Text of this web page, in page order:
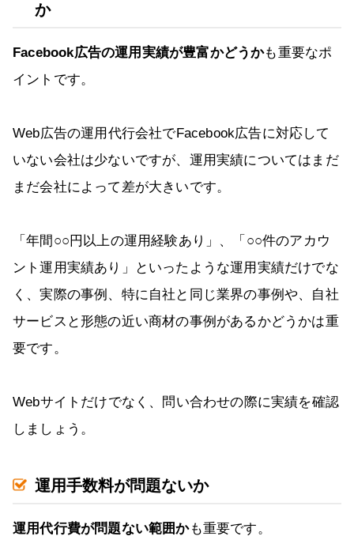
か
Facebook広告の運用実績が豊富かどうかも重要なポ
イントです。
Web広告の運用代行会社でFacebook広告に対応して
いない会社は少ないですが、運用実績についてはまだ
まだ会社によって差が大きいです。
「年間○○円以上の運用経験あり」、「○○件のアカウ
ント運用実績あり」といったような運用実績だけでな
く、実際の事例、特に自社と同じ業界の事例や、自社
サービスと形態の近い商材の事例があるかどうかは重
要です。
Webサイトだけでなく、問い合わせの際に実績を確認
しましょう。
運用手数料が問題ないか
運用代行費が問題ない範囲かも重要です。